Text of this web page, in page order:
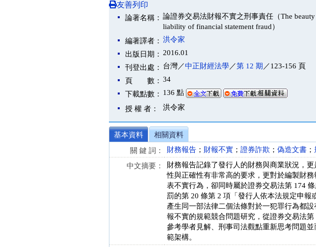
友善列印
論著名稱： 論證券交易法財報不實之刑事責任（The beauty
liability of financial statement fraud）
編著譯者： 洪令家
出版日期： 2016.01
刊登出處： 台灣／中正財經法學／第 12 期 ／123-156 頁
頁 數： 34
下載點數： 136 點
授 權 者：
洪令家
基本資料
相關資料
關 鍵 詞：
財務報告 ； 財報不實 ； 證券詐欺 ； 偽造文書 ；
中文摘要：
財務報告記錄了發行人的財務與商業狀況，
性與正確性有非常高的要求，更對於編製財
表不實行為，卻同時屬於證券交易法第 174
罰的第 20 條第 2 項「發行人依本法規定申報
產生同一部法律二個法條對於一犯罪行為都
報不實的規範競合問題研究，從證券交易法
參考學者見解、刑事司法觀點重新思考問題
範架構。